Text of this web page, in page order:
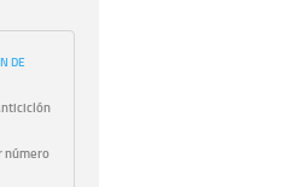
DE
número